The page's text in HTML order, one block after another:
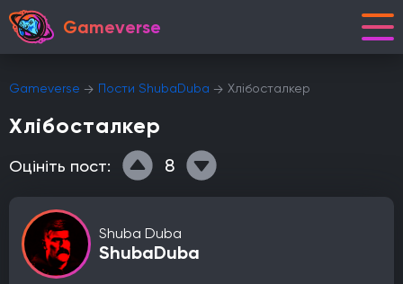
Gameverse
Gameverse Пости ShubaDuba Хлібосталкер
Хлібосталкер
Оцініть пост: 8
Shuba Duba
ShubaDuba